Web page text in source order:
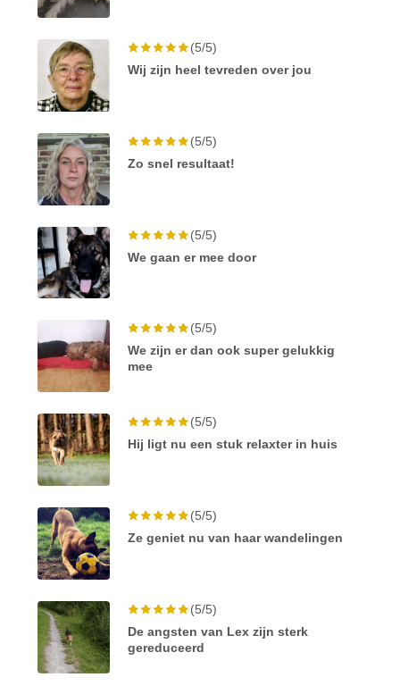
(5/5)
Wij zijn heel tevreden over jou
(5/5)
Zo snel resultaat!
(5/5)
We gaan er mee door
(5/5)
We zijn er dan ook super gelukkig
mee
(5/5)
Hij ligt nu een stuk relaxter in huis
(5/5)
Ze geniet nu van haar wandelingen
(5/5)
De angsten van Lex zijn sterk
gereduceerd